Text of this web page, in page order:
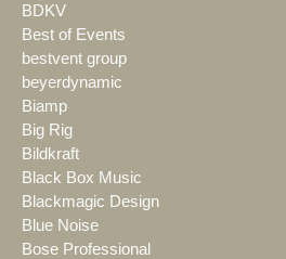
BDKV
Best of Events
bestvent group
beyerdynamic
Biamp
Big Rig
Bildkraft
Black Box Music
Blackmagic Design
Blue Noise
Bose Professional